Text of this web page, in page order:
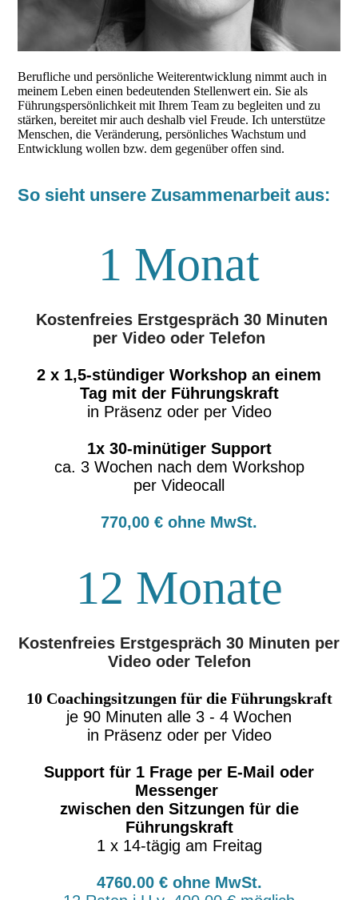
Berufliche und persönliche Weiterentwicklung nimmt auch in
meinem Leben einen bedeutenden Stellenwert ein. Sie als
Führungspersönlichkeit mit Ihrem Team zu begleiten und zu
stärken, bereitet mir auch deshalb viel Freude. Ich unterstütze
Menschen, die Veränderung, persönliches Wachstum und
Entwicklung wollen bzw. dem gegenüber offen sind.
So sieht unsere Zusammenarbeit aus:
1 Monat
Kostenfreies Erstgespräch 30 Minuten
per Video oder Telefon
2 x 1,5-stündiger Workshop an einem
Tag mit der Führungskraft
in Präsenz oder per Video
1x 30-minütiger Support
ca. 3 Wochen nach dem Workshop
per Videocall
770,00 € ohne MwSt.
12 Monate
Kostenfreies Erstgespräch 30 Minuten per
Video oder Telefon
10 Coachingsitzungen für die Führungskraft
je 90 Minuten alle 3 - 4 Wochen
in Präsenz oder per Video
Support für 1 Frage per E-Mail oder
Messenger
zwischen den Sitzungen für die
Führungskraft
1 x 14-tägig am Freitag
4760.00 € ohne MwSt.